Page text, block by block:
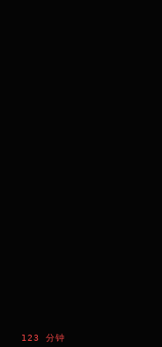
123 分钟